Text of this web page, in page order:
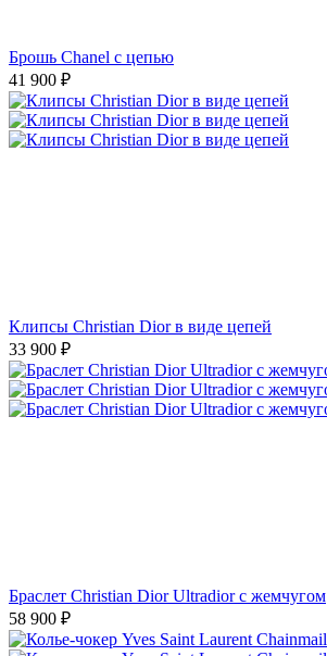
Брошь Chanel с цепью
41 900 ₽
Клипсы Christian Dior в виде цепей
33 900 ₽
Браслет Christian Dior Ultradior с жемчугом
58 900 ₽